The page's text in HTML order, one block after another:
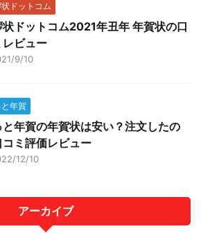
ドットコム
状ドットコム2021年丑年 年賀状の口
レビュー
9/10
年賀
と年賀の年賀状は安い？注文したの
コミ評価レビュー
12/10
アーカイブ